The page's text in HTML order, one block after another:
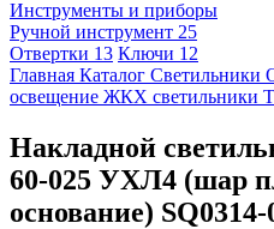
Инструменты и приборы
Ручной инструмент 25
Отвертки 13 Ключи 12
Главная Каталог Светильники
освещение ЖКХ светильники
Накладной
60-025 УХЛ4 (шар
основание) SQ0314-